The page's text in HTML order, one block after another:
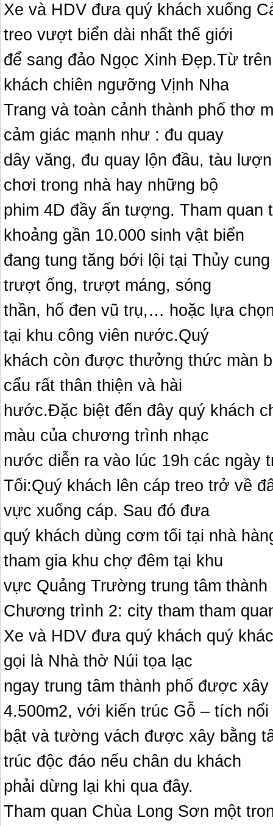
Xe và HDV đưa quý khách xuống
treo vượt biển dài nhất thế giới
để sang đảo Ngọc Xinh Đẹp.Từ
khách chiên ngưỡng Vịnh Nha
Trang và toàn cảnh thành phố thơ
cảm giác mạnh như : đu quay
dây văng, đu quay lộn đầu, tàu
chơi trong nhà hay những bộ
phim 4D đầy ấn tượng. Tham
khoảng gần 10.000 sinh vật biển
đang tung tăng bới lội tại Thủy
trượt ống, trượt máng, sóng
thần, hố đen vũ trụ,… hoặc lựa
tại khu công viên nước.Quý
khách còn được thưởng thức màn
cẩu rất thân thiện và hài
hước.Đặc biệt đến đây quý khách
màu của chương trình nhạc
nước diễn ra vào lúc 19h các ngày
Tối:Quý khách lên cáp treo trở về
vực xuống cáp. Sau đó đưa
quý khách dùng cơm tối tại nhà
tham gia khu chợ đêm tại khu
vực Quảng Trường trung tâm
Chương trình 2: city tham tham
Xe và HDV đưa quý khách quý
gọi là Nhà thờ Núi tọa lạc
ngay trung tâm thành phố được
4.500m2, với kiến trúc Gỗ – tích nổi
bật và tường vách được xây bằng
trúc độc đáo nếu chân du khách
phải dừng lại khi qua đây.
Tham quan Chùa Long Sơn một